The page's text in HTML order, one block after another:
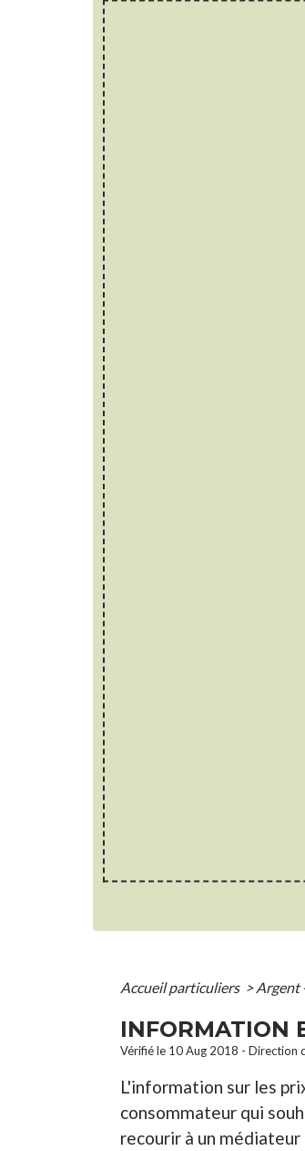
Accueil particuliers > Argent
INFORMATION
Vérifié le 10 Aug 2018 - Direction
L'information sur les
consommateur qui
recourir à un